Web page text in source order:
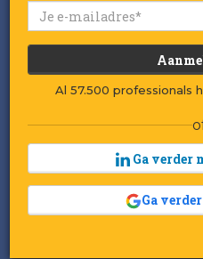
Al 57.500 professionals
Ga verder
Ga